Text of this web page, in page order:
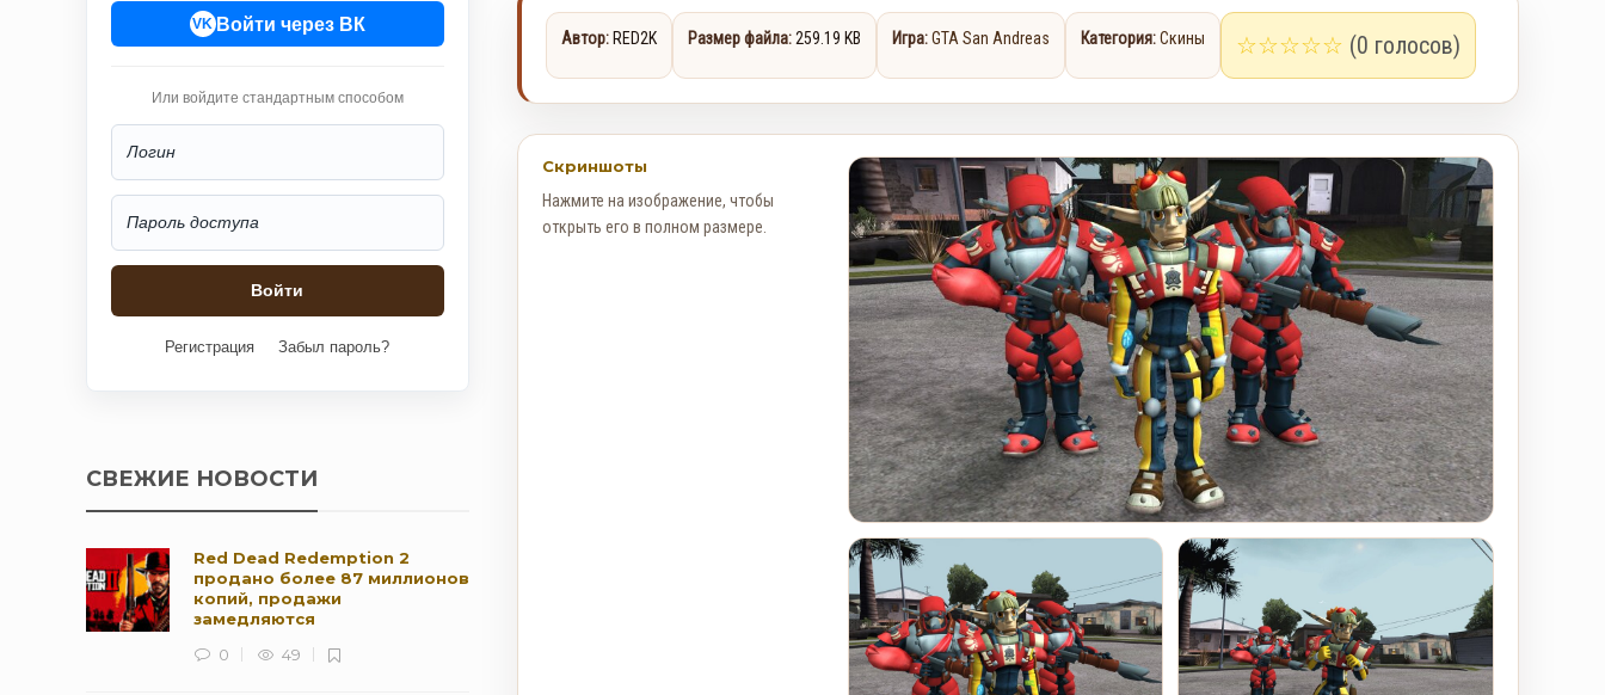
VK Войти через ВК
Или войдите стандартным способом
Регистрация Забыл пароль?
СВЕЖИЕ НОВОСТИ
Red Dead Redemption 2
продано более 87 миллионов
копий, продажи
замедляются
0
49
Автор:RED2K Размер файла:259.19 KB Игра:GTA San Andreas Категория:Скины ☆☆☆☆☆ (0 голосов)
Скриншоты
Нажмите на изображение, чтобы
открыть его в полном размере.